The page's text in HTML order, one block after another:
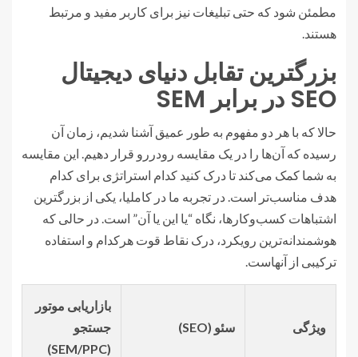
مطمئن شود که حتی تبلیغات نیز برای کاربر مفید و مرتبط
هستند.
بزرگترین تقابل دنیای دیجیتال
SEO در برابر SEM
حالا که با هر دو مفهوم به طور عمیق آشنا شدیم، زمان آن
رسیده که آن‌ها را در یک مقایسه رودررو قرار دهیم. این مقایسه
به شما کمک می‌کند تا درک کنید کدام استراتژی برای کدام
هدف مناسب‌تر است. در تجربه ما در کاملیا، یکی از بزرگترین
اشتباهات کسب‌وکارها، نگاه “یا این یا آن” است. در حالی که
هوشمندانه‌ترین رویکرد، درک نقاط قوت هرکدام و استفاده
ترکیبی از آنهاست.
ویژگی سئو (SEO)
بازاریابی موتور
جستجو
(SEM/PPC)